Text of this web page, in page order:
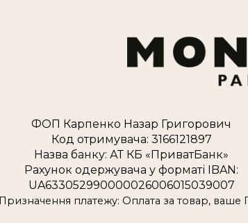
ФОП Карпенко Назар Григорович
Код отримувача: 3166121897
Назва банку: АТ КБ «ПриватБанк»
Рахунок одержувача у форматі IBAN:
UA633052990000026006015039007
Призначення платежу: Оплата за товар, ваше